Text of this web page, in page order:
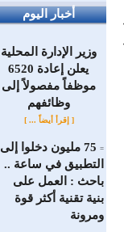
أخبار اليوم
وزير الإدارة المحلية
يعلن إعادة 6520
موظفاً مفصولاً إلى
‏وظائفهم
[ إقرأ أيضاً ... ]
=
75 مليون دخلوا إلى
التطبيق في ساعة ..
باحث : العمل على
بنية تقنية أكثر قوة
ومرونة